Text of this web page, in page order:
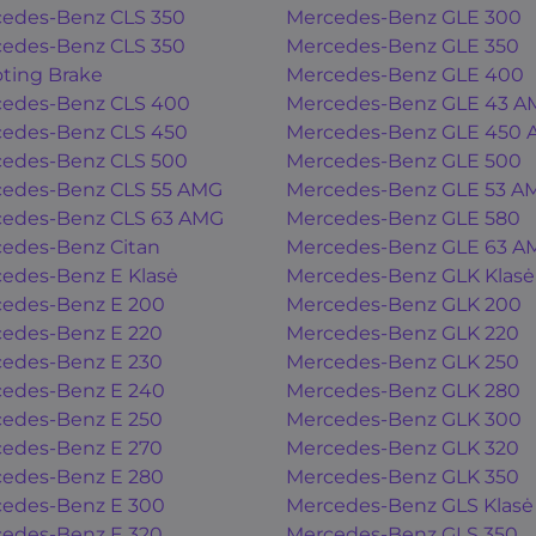
Benz CLS 350
Benz CLS 350
Brake
Benz CLS 400
Benz CLS 450
Benz CLS 500
Benz CLS 55 AMG
Benz CLS 63 AMG
Benz Citan
Benz E Klasė
Benz E 200
Benz E 220
Benz E 230
Benz E 240
Benz E 250
Benz E 270
Benz E 280
Benz E 300
Mercedes-Benz GLE 300
Mercedes-Benz GLE 350
Mercedes-Benz GLE 400
Mercedes-Benz GLE 43
Mercedes-Benz GLE 450
Mercedes-Benz GLE 500
Mercedes-Benz GLE 53
Mercedes-Benz GLE 580
Mercedes-Benz GLE 63
Mercedes-Benz GLK Klasė
Mercedes-Benz GLK 200
Mercedes-Benz GLK 220
Mercedes-Benz GLK 250
Mercedes-Benz GLK 280
Mercedes-Benz GLK 300
Mercedes-Benz GLK 320
Mercedes-Benz GLK 350
Mercedes-Benz GLS Klasė